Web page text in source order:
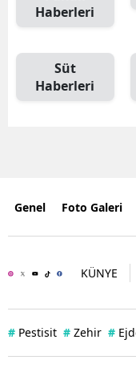
Haberleri
Süt
Haberleri
Genel Foto Galeri
KÜNYE
# Pestisit # Zehir #